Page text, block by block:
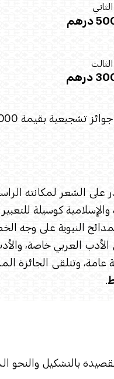
الثاني
درهم
الثالث
درهم
على الشعر لمكانته
والإسلامية كوسيلة
النبوية على وجه
العربي خاصة،
عامة، وتتلقى الجائزة
بالتشكيل والنحو